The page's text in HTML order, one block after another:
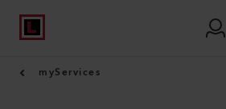
myServices